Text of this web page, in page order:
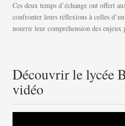
Ces deux temps d’échange ont offert
confronter leurs réflexions à celles
nourrir leur compréhension des enjeux
Découvrir le lycée
vidéo